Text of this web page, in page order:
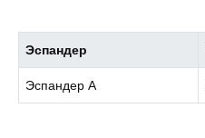
Эспандер
Эспандер A